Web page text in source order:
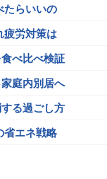
たらいいの
疲労対策は
べ比べ検証
庭内別居へ
る過ごし方
省エネ戦略